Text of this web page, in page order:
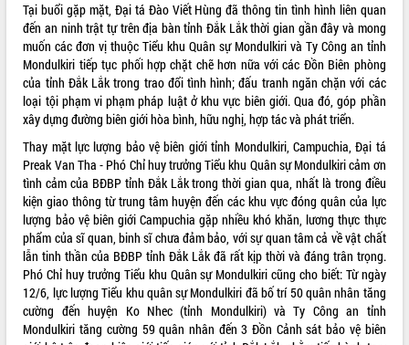
Tại buổi gặp mặt, Đại tá Đào Viết Hùng đã thông tin tình hình liên quan
đến an ninh trật tự trên địa bàn tỉnh Đắk Lắk thời gian gần đây và mong
muốn các đơn vị thuộc Tiểu khu Quân sự Mondulkiri và Ty Công an tỉnh
Mondulkiri tiếp tục phối hợp chặt chẽ hơn nữa với các Đồn Biên phòng
của tỉnh Đắk Lắk trong trao đổi tình hình; đấu tranh ngăn chặn với các
loại tội phạm vi phạm pháp luật ở khu vực biên giới. Qua đó, góp phần
xây dựng đường biên giới hòa bình, hữu nghị, hợp tác và phát triển.
Thay mặt lực lượng bảo vệ biên giới tỉnh Mondulkiri, Campuchia, Đại tá
Preak Van Tha - Phó Chỉ huy trưởng Tiểu khu Quân sự Mondulkiri cảm ơn
tình cảm của BĐBP tỉnh Đắk Lắk trong thời gian qua, nhất là trong điều
kiện giao thông từ trung tâm huyện đến các khu vực đóng quân của lực
lượng bảo vệ biên giới Campuchia gặp nhiều khó khăn, lương thực thực
phẩm của sĩ quan, binh sĩ chưa đảm bảo, với sự quan tâm cả về vật chất
lẫn tinh thần của BĐBP tỉnh Đắk Lắk đã rất kịp thời và đáng trân trọng.
Phó Chỉ huy trưởng Tiểu khu Quân sự Mondulkiri cũng cho biết: Từ ngày
12/6, lực lượng Tiểu khu quân sự Mondulkiri đã bố trí 50 quân nhân tăng
cường đến huyện Ko Nhec (tỉnh Mondulkiri) và Ty Công an tỉnh
Mondulkiri tăng cường 59 quân nhân đến 3 Đồn Cảnh sát bảo vệ biên